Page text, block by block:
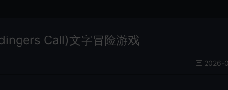
Call)文字冒险游戏
2026-